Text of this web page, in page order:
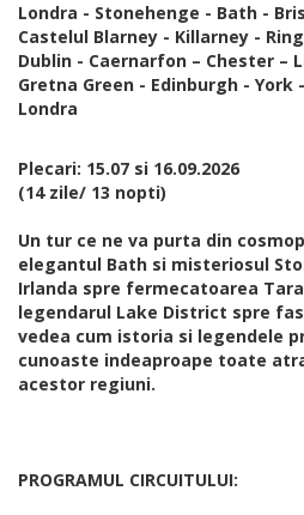
Londra - Stonehenge - Bath -
Castelul Blarney - Killarney -
Dublin - Caernarfon – Chester –
Gretna Green - Edinburgh -
Londra
Plecari: 15.07 si 16.09.2026
(14 zile/ 13 nopti)
Un tur ce ne va purta din
elegantul Bath si misteriosul
Irlanda spre fermecatoarea
legendarul Lake District spre
vedea cum istoria si legendele
cunoaste indeaproape toate
acestor regiuni.
PROGRAMUL CIRCUITULUI: